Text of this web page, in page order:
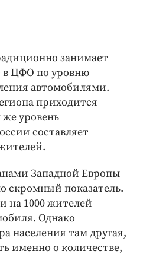
занимает
в ЦФО по уровню
автомобилями.
приходится
уровень
составляет
Западной Европы
скромный показатель.
на 1000 жителей
Однако
населения там другая,
именно о количестве,